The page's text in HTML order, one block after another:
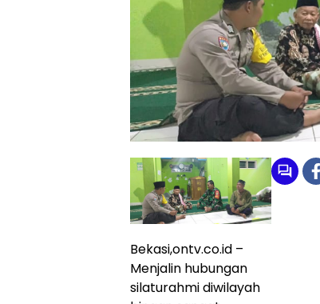
Bekasi,ontv.co.id –
Menjalin hubungan
silaturahmi diwilayah